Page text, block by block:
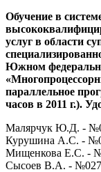
Обучение в
услуг в области
Южном
параллельное
часов в 2011 г.).
Малярчук Ю.Д. -
Курушина А.С. -
Мищенкова Е.С. -
Сысоев В.А. -